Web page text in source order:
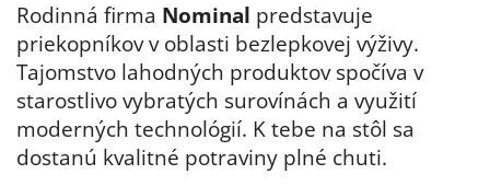
Rodinná firma Nominal predstavuje
priekopníkov v oblasti bezlepkovej výživy.
Tajomstvo lahodných produktov spočíva v
starostlivo vybratých surovínách a využití
moderných technológií. K tebe na stôl sa
dostanú kvalitné potraviny plné chuti.